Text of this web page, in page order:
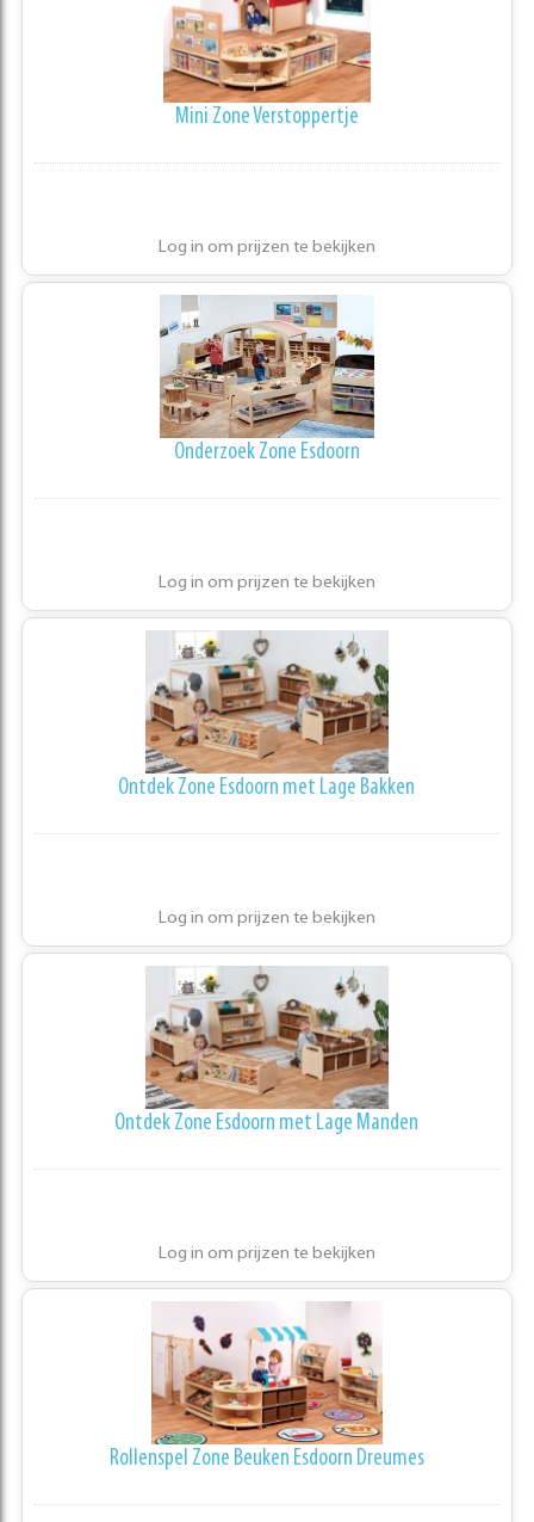
Mini Zone Verstoppertje
Log in om prijzen te bekijken
Onderzoek Zone Esdoorn
Log in om prijzen te bekijken
Ontdek Zone Esdoorn met Lage Bakken
Log in om prijzen te bekijken
Ontdek Zone Esdoorn met Lage Manden
Log in om prijzen te bekijken
Rollenspel Zone Beuken Esdoorn Dreumes